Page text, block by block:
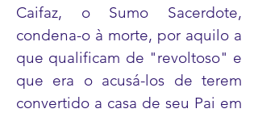
Caifaz, o Sumo Sacerdote,
condena-o à morte, por aquilo a
que qualificam de "revoltoso" e
que era o acusá-los de terem
convertido a casa de seu Pai em